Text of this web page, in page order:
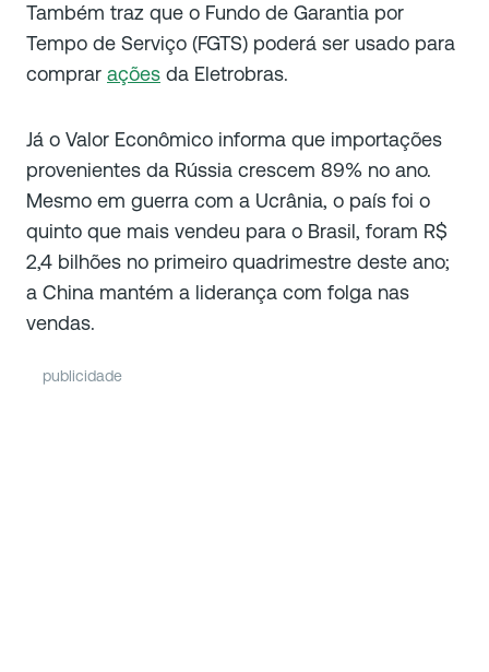
Também traz que o Fundo de Garantia por
Tempo de Serviço (FGTS) poderá ser usado para
comprar ações da Eletrobras.
Já o Valor Econômico informa que importações
provenientes da Rússia crescem 89% no ano.
Mesmo em guerra com a Ucrânia, o país foi o
quinto que mais vendeu para o Brasil, foram R$
2,4 bilhões no primeiro quadrimestre deste ano;
a China mantém a liderança com folga nas
vendas.
publicidade